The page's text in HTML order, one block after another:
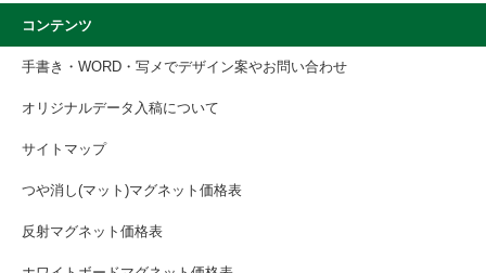
コンテンツ
手書き・WORD・写メでデザイン案やお問い合わせ
オリジナルデータ入稿について
サイトマップ
つや消し(マット)マグネット価格表
反射マグネット価格表